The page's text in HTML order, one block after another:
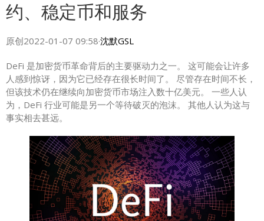
约、稳定币和服务
原创2022-01-07 09:58·沈默GSL
DeFi 是加密货币革命背后的主要驱动力之一。 这可能会让许多
人感到惊讶，因为它已经存在很长时间了。 尽管存在时间不长，
但该技术仍在继续向加密货币市场注入数十亿美元。 一些人认
为，DeFi 行业可能是另一个等待破灭的泡沫。 其他人认为这与
事实相去甚远。